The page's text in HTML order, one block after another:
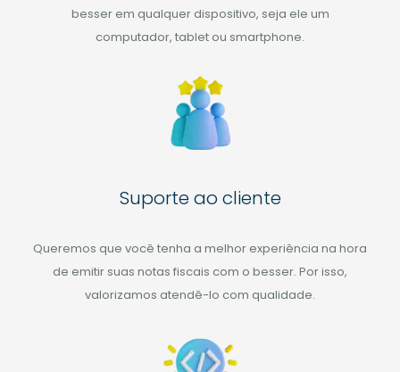
besser em qualquer dispositivo, seja ele um
computador, tablet ou smartphone.
Suporte ao cliente
Queremos que você tenha a melhor experiência na hora
de emitir suas notas fiscais com o besser. Por isso,
valorizamos atendê-lo com qualidade.